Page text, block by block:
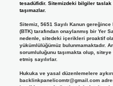
tesadüfidir. Sitemizdeki bilgiler
taşımazlar.
Sitemiz, 5651 Sayılı Kanun
(BTK) tarafından onaylanmış bir Yer
nedenle, sitedeki içerikleri proaktif
yükümlülüğümüz bulunmamaktadır.
sorumluluğunu taşımakta olup,
etmiş sayılırlar.
Hukuka ve yasal düzenlemelere
backlinkpanelicomtr@gmail.com